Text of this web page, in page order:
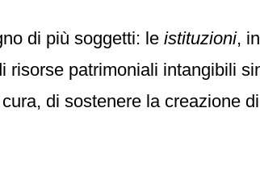
di più soggetti: le istituzioni,
risorse patrimoniali intangibili
di sostenere la creazione